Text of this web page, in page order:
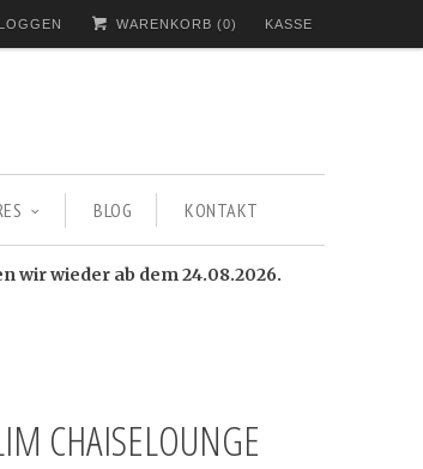
WARENKORB (0) KASSE
BLOG KONTAKT
wir wieder ab dem 24.08.2026.
CHAISELOUNGE